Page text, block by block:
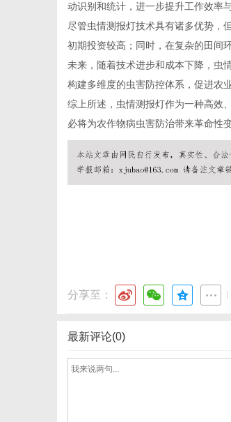
动识别和统计，进一步提升工作效率
尽管虫情测报灯技术具有诸多优势，
初期投资较高；同时，在复杂的田间
未来，随着技术进步和成本下降，虫
构建多维度的虫害防控体系，促进农
综上所述，虫情测报灯作为一种高效
必将为农作物病虫害防治带来革命性
分享至：
最新评论(0)